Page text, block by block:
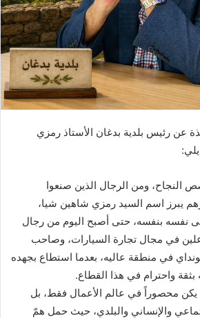
عن رئيس بلدية بدغان الأستاذ رمزي
النجاح، ومن الرجال الذين صنعوا
يبرز اسم السيد رمزي شاهين شيا،
نفسه بنفسه، حتى أصبح اليوم من رجال
في مجال تجارة السيارات، وصاحب
في منطقة عاليه، بعدما استطاع بجهده
واحترام في هذا القطاع.
محصوراً في عالم الأعمال فقط، بل
والإنساني والبلدي، حيث حمل همّ